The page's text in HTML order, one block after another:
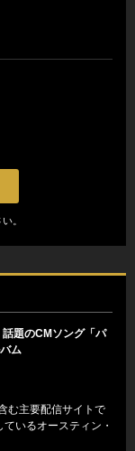
。
題のCMソング「パ
ム
む主要配信サイトで
いるオースティン・